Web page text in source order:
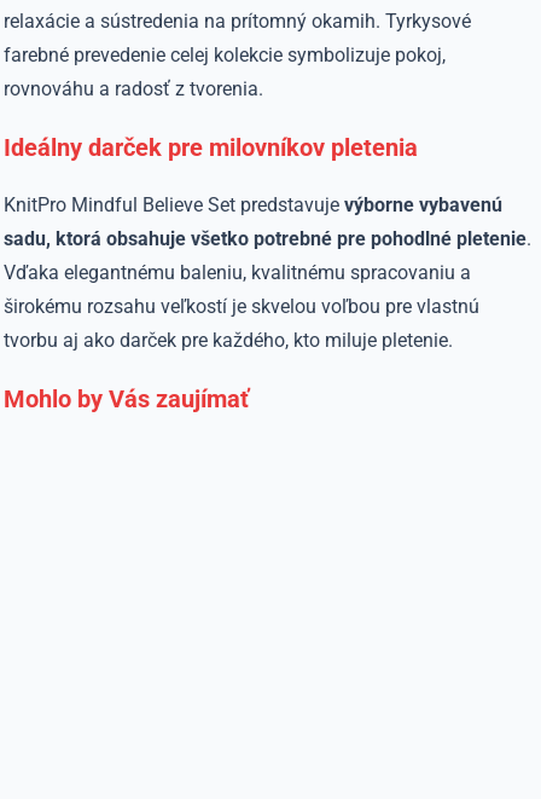
relaxácie a sústredenia na prítomný okamih. Tyrkysové
farebné prevedenie celej kolekcie symbolizuje pokoj,
rovnováhu a radosť z tvorenia.
Ideálny darček pre milovníkov pletenia
KnitPro Mindful Believe Set predstavujevýborne vybavenú
sadu, ktorá obsahuje všetko potrebné pre pohodlné pletenie.
Vďaka elegantnému baleniu, kvalitnému spracovaniu a
širokému rozsahu veľkostí je skvelou voľbou pre vlastnú
tvorbu aj ako darček pre každého, kto miluje pletenie.
Mohlo by Vás zaujímať